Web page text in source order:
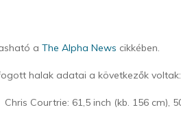
aThe Alpha News cikkében.
halak adatai a következők voltak:
Chris Courtrie: 61,5 inch (kb. 156 cm),